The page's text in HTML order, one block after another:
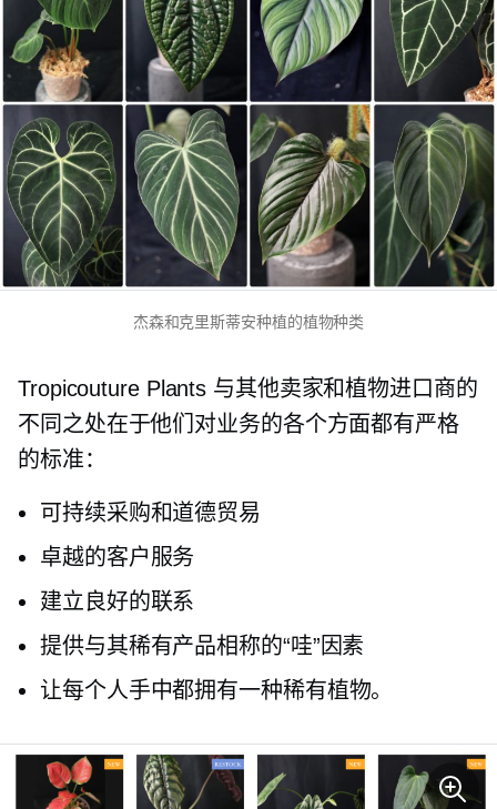
杰森和克里斯蒂安种植的植物种类
Tropicouture Plants 与其他卖家和植物进口商的
不同之处在于他们对业务的各个方面都有严格
的标准：
可持续采购和道德贸易
卓越的客户服务
建立良好的联系
提供与其稀有产品相称的“哇”因素
让每个人手中都拥有一种稀有植物。